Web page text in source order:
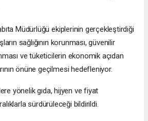
Müdürlüğü ekiplerinin gerçekleştirdiği
sağlığının korunması, güvenilir
ve tüketicilerin ekonomik açıdan
önüne geçilmesi hedefleniyor.
yönelik gıda, hijyen ve fiyat
sürdürüleceği bildirildi.